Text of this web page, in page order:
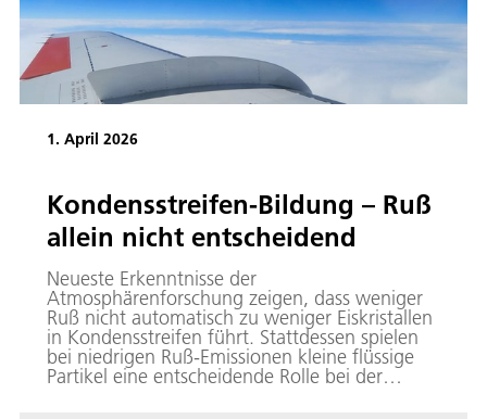
1. April 2026
Kondensstreifen-Bildung – Ruß
allein nicht entscheidend
Neueste Erkenntnisse der
Atmosphärenforschung zeigen, dass weniger
Ruß nicht automatisch zu weniger Eiskristallen
in Kondensstreifen führt. Stattdessen spielen
bei niedrigen Ruß-Emissionen kleine flüssige
Partikel eine entscheidende Rolle bei der